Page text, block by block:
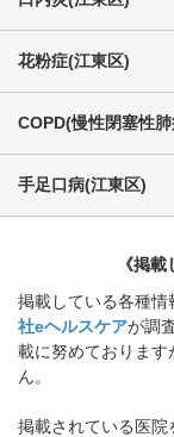
花粉症(江東区)
COPD(慢性閉塞性
手足口病(江東区)
《掲
掲載している各種
社eヘルスケアが調
載に努めておりま
ん。
掲載されている医